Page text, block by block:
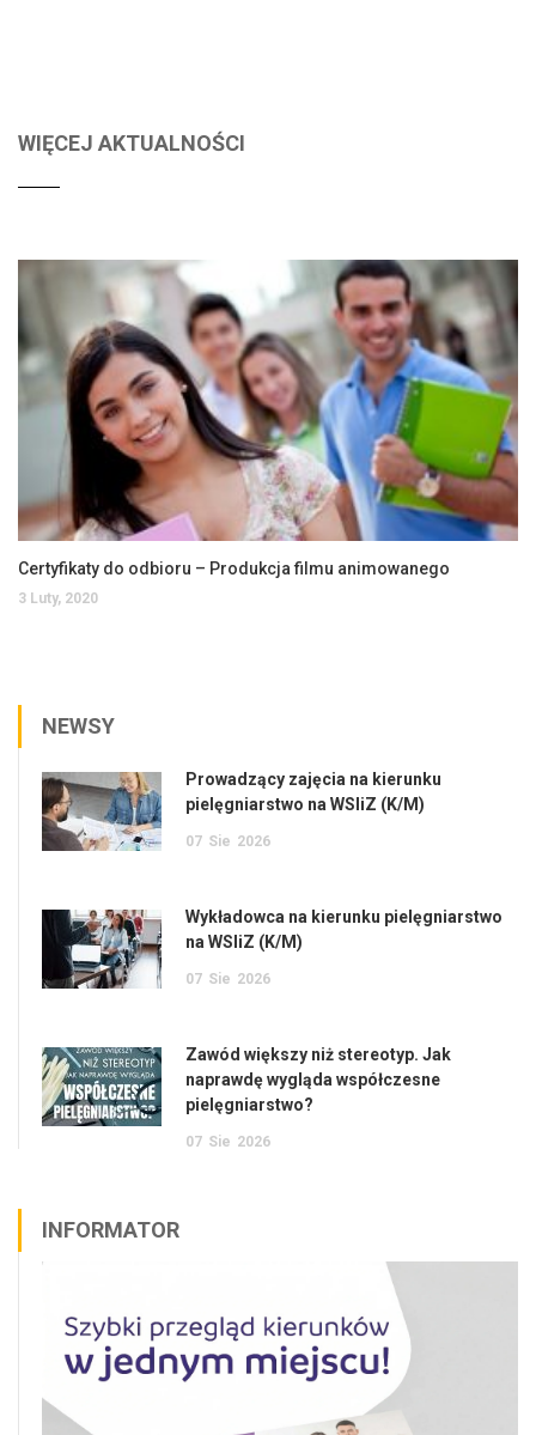
WIĘCEJ AKTUALNOŚCI
Certyfikaty do odbioru – Produkcja filmu animowanego
3 Luty, 2020
NEWSY
Prowadzący zajęcia na kierunku
pielęgniarstwo na WSIiZ (K/M)
07 Sie 2026
Wykładowca na kierunku pielęgniarstwo
na WSIiZ (K/M)
07 Sie 2026
Zawód większy niż stereotyp. Jak
naprawdę wygląda współczesne
pielęgniarstwo?
07 Sie 2026
INFORMATOR